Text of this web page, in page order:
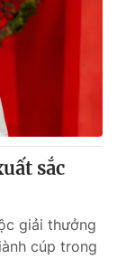
GP-BTTTT
Thắng,
sắc
giải thưởng
cúp trong